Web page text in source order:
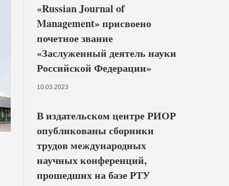
«Russian Journal of
Management» присвоено
почетное звание
«Заслуженный деятель науки
Российской Федерации»
10.03.2023
В издательском центре РИОР
опубликованы сборники
трудов международных
научных конференций,
прошедших на базе РТУ